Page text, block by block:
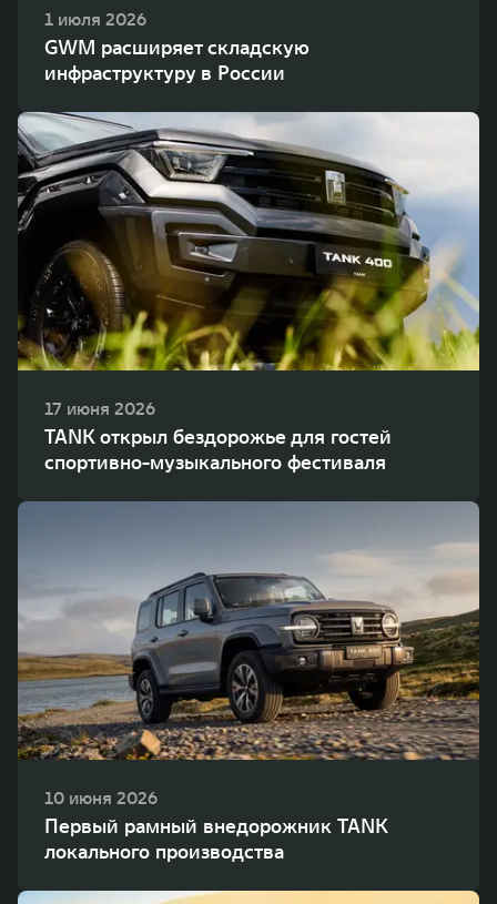
1 июля 2026
GWM расширяет складскую
инфраструктуру в России
17 июня 2026
TANK открыл бездорожье для гостей
спортивно-музыкального фестиваля
10 июня 2026
Первый рамный внедорожник TANK
локального производства